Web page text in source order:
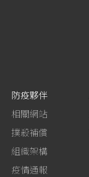
防疫夥伴
相關網站
撲殺補償
組織架構
疫情通報